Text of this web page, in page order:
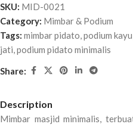
SKU: MID-0021
Category: Mimbar & Podium
Tags: mimbar pidato,podium kayu
jati,podium pidato minimalis
Share:
Description
Mimbar masjid minimalis,